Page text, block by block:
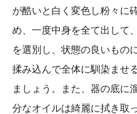
が酷いと白く変色し粉々に
め、一度中身を全て出して
を選別し、状態の良いもの
揉み込んで全体に馴染ませ
ましょう。また、器の底に
分なオイルは綺麗に拭き取